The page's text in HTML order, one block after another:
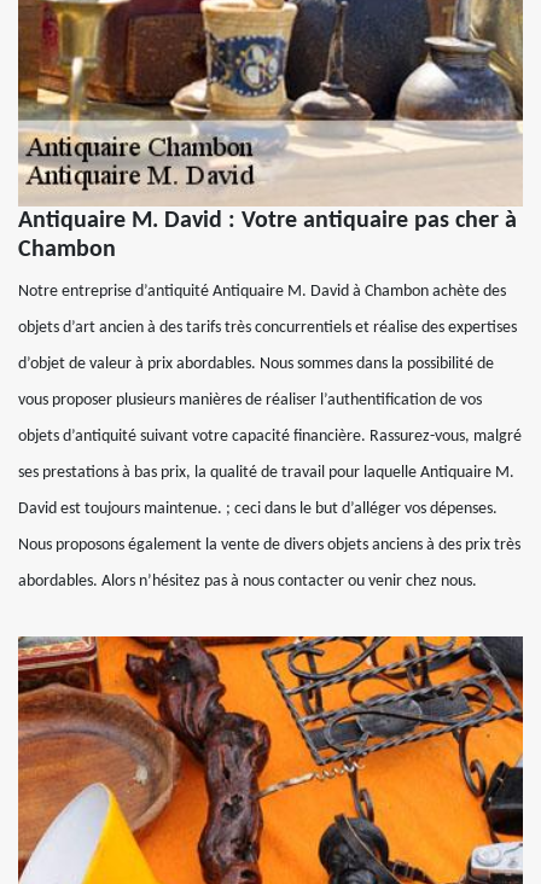
Antiquaire M. David : Votre antiquaire pas cher à
Chambon
Notre entreprise d’antiquité Antiquaire M. David à Chambon achète des
objets d’art ancien à des tarifs très concurrentiels et réalise des expertises
d’objet de valeur à prix abordables. Nous sommes dans la possibilité de
vous proposer plusieurs manières de réaliser l’authentification de vos
objets d’antiquité suivant votre capacité financière. Rassurez-vous, malgré
ses prestations à bas prix, la qualité de travail pour laquelle Antiquaire M.
David est toujours maintenue. ; ceci dans le but d’alléger vos dépenses.
Nous proposons également la vente de divers objets anciens à des prix très
abordables. Alors n’hésitez pas à nous contacter ou venir chez nous.